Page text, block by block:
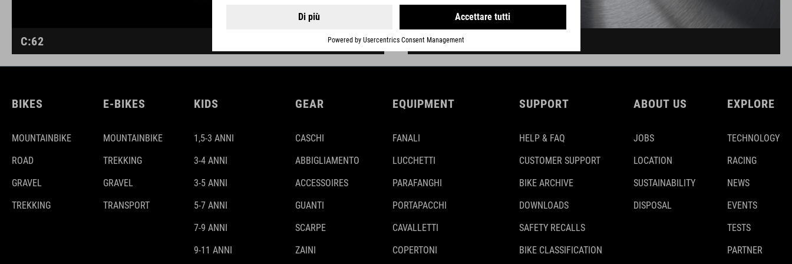
C:62 ALUMINIUM
BIKES
MOUNTAINBIKE
ROAD
GRAVEL
TREKKING
E-BIKES
MOUNTAINBIKE
TREKKING
GRAVEL
TRANSPORT
KIDS
1,5-3 ANNI
3-4 ANNI
3-5 ANNI
5-7 ANNI
7-9 ANNI
9-11 ANNI
GEAR
CASCHI
ABBIGLIAMENTO
ACCESSOIRES
GUANTI
SCARPE
ZAINI
EQUIPMENT
FANALI
LUCCHETTI
PARAFANGHI
PORTAPACCHI
CAVALLETTI
COPERTONI
SUPPORT
HELP & FAQ
CUSTOMER SUPPORT
BIKE ARCHIVE
DOWNLOADS
SAFETY RECALLS
BIKE CLASSIFICATION
ABOUT US
JOBS
LOCATION
SUSTAINABILITY
DISPOSAL
EXPLORE
TECHNOLOGY
RACING
NEWS
EVENTS
TESTS
PARTNER